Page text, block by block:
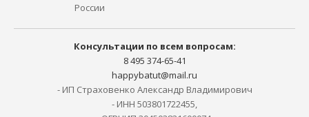
России
Консультации по всем вопросам:
8 495 374-65-41
happybatut@mail.ru
- ИП Страховенко Александр Владимирович
- ИНН 503801722455,